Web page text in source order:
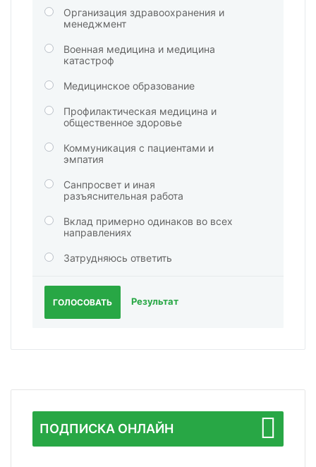
Организация здравоохранения и
менеджмент
Военная медицина и медицина
катастроф
Медицинское образование
Профилактическая медицина и
общественное здоровье
Коммуникация с пациентами и
эмпатия
Санпросвет и иная
разъяснительная работа
Вклад примерно одинаков во всех
направлениях
Затрудняюсь ответить
ГОЛОСОВАТЬ Результат
ПОДПИСКА ОНЛАЙН